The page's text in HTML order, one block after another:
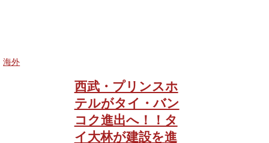
海外
西武・プリンスホ
テルがタイ・バン
コク進出へ！！タ
イ大林が建設を進